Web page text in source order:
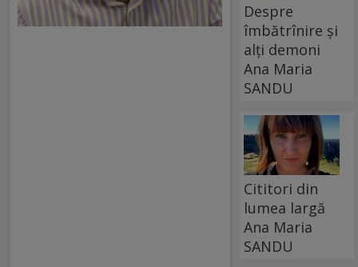
Despre
îmbătrînire și
alți demoni
Ana Maria
SANDU
Cititori din
lumea largă
Ana Maria
SANDU